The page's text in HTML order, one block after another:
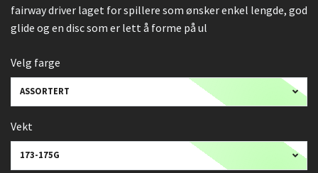
fairway driver laget for spillere som ønsker enkel lengde, god
glide og en disc som er lett å forme på ul
Velg farge
ASSORTERT
Vekt
173-175G